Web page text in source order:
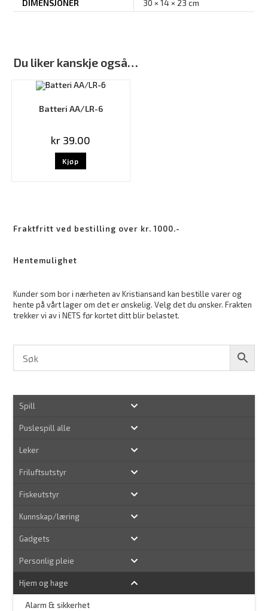
DIMENSJONER 30 × 14 × 23 cm
Du liker kanskje også…
Batteri AA/LR-6
kr 39.00
Kjøp
Fraktfritt ved bestilling over kr. 1000.-
Hentemulighet
Kunder som bor i nærheten av Kristiansand kan bestille varer og
hente på vårt lager om det er ønskelig. Velg det du ønsker. Frakten
trekker vi av i NETS før kortet ditt blir belastet.
Spill
Puslespill alle
Leker
Friluftsutstyr
Fiskeutstyr
Kunnskap/læring
Gadgets
Personlig pleie
Hjem og hage
Alarm & sikkerhet